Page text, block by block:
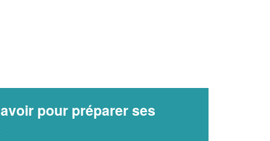
pour préparer ses